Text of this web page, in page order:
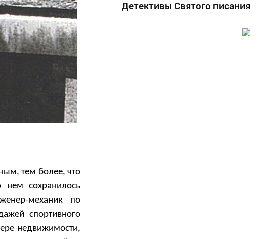
тем более, что
нем сохранилось
механик по
спортивного
недвижимости,
Детективы Святого писания